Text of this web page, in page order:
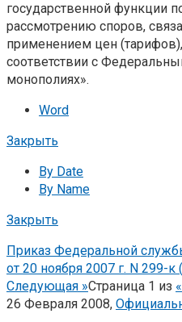
государственной функции
рассмотрению споров,
применением цен
соответствии с
монополиях».
Word
Закрыть
By Date
By Name
Закрыть
Приказ Федеральной
от 20 ноября 2007 г. N 299-
Следующая »Страница 1 из
26 Февраля 2008,